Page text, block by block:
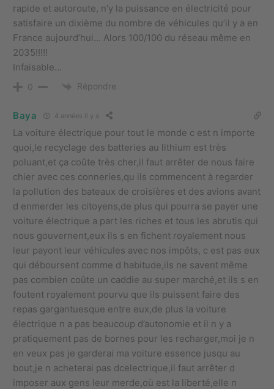
rapide et autoroute, n’y la puissance en électricité pour
satisfaire un dixième du nombre de véhicules qu’il y a en
France aujourd’hui… Alors 100/100 du réseau même en
2035!!!!!
Infaisable…
0 Répondre
Baya 4 années il y a
La voiture électrique pour tout le monde c est n importe
quoi,le recyclage des batteries au lithium est très
poluant,et ça coûte très cher,il faut arrêter de nous faire
chier avec ces conneries,qu ils commencent à regarder
la pollution des bateaux de croisières et des avions avant
d enmerder les citoyens,de plus qui pourra se payer une
voiture électrique a part les riches et tous les abrutis qui
nous gouvernent,eux ils s en fichent royalement nous
leur payont leur véhicules avec nos impôts, c est pas eux
qui déboursent comme d habitude,ils ne savent même
pas combien coûte un caddie au super marché,et ils s en
foutent royalement pourvu que ils puissent faire des
repas gargantuesque entre eux,de plus la voiture
électrique n a pas beaucoup d’autonomie et il n y a
pratiquement pas de bornes pour les recharger,moi je n
en veux pas je garderai ma voiture essence jusqu au
bout,je n acheterai pas dcelectrique,il faut arrêter d
imposer aux gens leur merde,où est la liberté,elle n